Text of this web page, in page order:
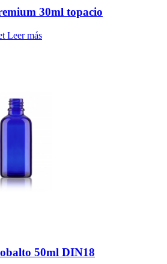
30ml topacio
Leer más
50ml DIN18